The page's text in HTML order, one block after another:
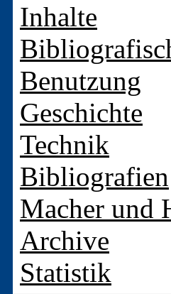
Inhalte
Benutzung
Geschichte
Technik
Bibliografien
Macher und
Archive
Statistik